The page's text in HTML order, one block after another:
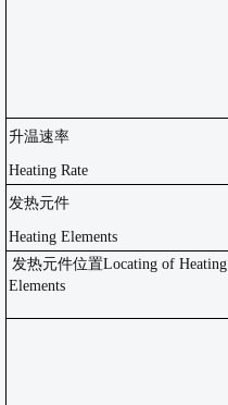
升温速率
Heating Rate
发热元件
Heating Elements
发热元件位置Locating of Heating
Elements